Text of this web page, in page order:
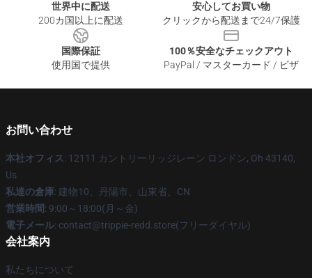
世界中に配送
200カ国以上に配送
安心してお買い物
クリックから配送まで24/7保護
国際保証
使用国で提供
100％安全なチェックアウト
PayPal / マスターカード / ビザ
お問い合わせ
本社オフィス: 12111 カントリーリッジレーン ロンドン, Oh 43140,
Us
私達の倉庫: 建物10、丹陽市、山東省、CN
営業時間: 9:00～18:00(月～金)
電子メール: contact@trippie-redd.store(フリーダイヤル)
会社案内
私たちについて